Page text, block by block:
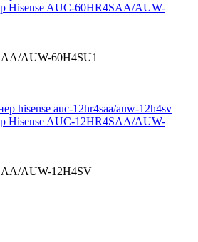
Hisense AUC-60HR4SAA/AUW-
AUW-60H4SU1
Hisense AUC-12HR4SAA/AUW-
AUW-12H4SV